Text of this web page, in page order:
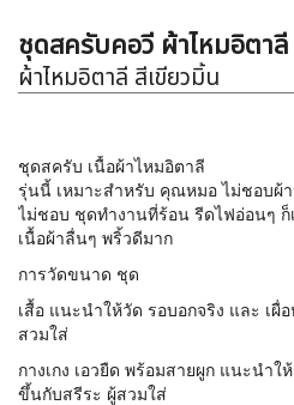
ชุดสครับคอวี ผ้าไหมอิตาลี
ผ้าไหมอิตาลี สีเขียวมิ้น
ชุดสครับ เนื้อผ้าไหมอิตาลี
รุ่นนี้ เหมาะสำหรับ คุณหมอ ไม่ชอบผ้
ไม่ชอบ ชุดทำงานที่ร้อน รีดไฟอ่อนๆ ก็
เนื้อผ้าลื่นๆ พริ้วดีมาก
การวัดขนาด ชุด
เสื้อ แนะนำให้วัด รอบอกจริง และ เผื่
สวมใส่
กางเกง เอวยืด พร้อมสายผูก แนะนำใ
ขึ้นกับสรีระ ผู้สวมใส่